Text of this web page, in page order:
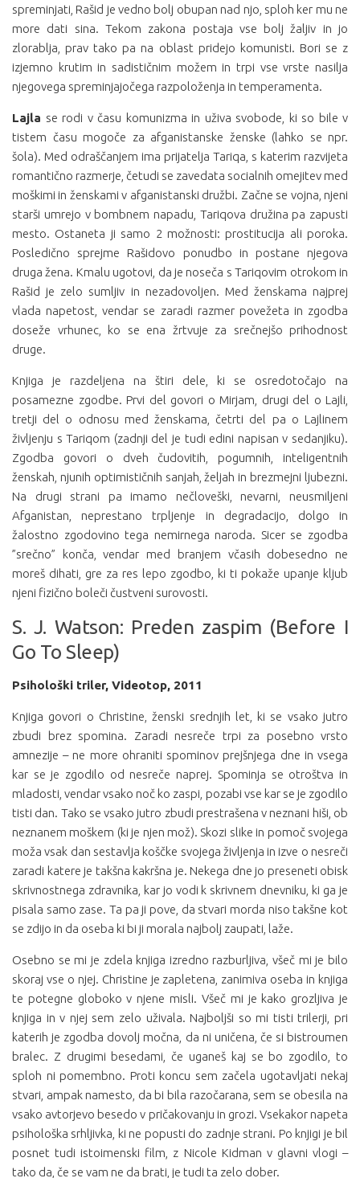
spreminjati, Rašid je vedno bolj obupan nad njo, sploh ker mu ne
more dati sina. Tekom zakona postaja vse bolj žaljiv in jo
zlorablja, prav tako pa na oblast pridejo komunisti. Bori se z
izjemno krutim in sadističnim možem in trpi vse vrste nasilja
njegovega spreminjajočega razpoloženja in temperamenta.
Lajla se rodi v času komunizma in uživa svobode, ki so bile v
tistem času mogoče za afganistanske ženske (lahko se npr.
šola). Med odraščanjem ima prijatelja Tariqa, s katerim razvijeta
romantično razmerje, četudi se zavedata socialnih omejitev med
moškimi in ženskami v afganistanski družbi. Začne se vojna, njeni
starši umrejo v bombnem napadu, Tariqova družina pa zapusti
mesto. Ostaneta ji samo 2 možnosti: prostitucija ali poroka.
Posledično sprejme Rašidovo ponudbo in postane njegova
druga žena. Kmalu ugotovi, da je noseča s Tariqovim otrokom in
Rašid je zelo sumljiv in nezadovoljen. Med ženskama najprej
vlada napetost, vendar se zaradi razmer povežeta in zgodba
doseže vrhunec, ko se ena žrtvuje za srečnejšo prihodnost
druge.
Knjiga je razdeljena na štiri dele, ki se osredotočajo na
posamezne zgodbe. Prvi del govori o Mirjam, drugi del o Lajli,
tretji del o odnosu med ženskama, četrti del pa o Lajlinem
življenju s Tariqom (zadnji del je tudi edini napisan v sedanjiku).
Zgodba govori o dveh čudovitih, pogumnih, inteligentnih
ženskah, njunih optimističnih sanjah, željah in brezmejni ljubezni.
Na drugi strani pa imamo nečloveški, nevarni, neusmiljeni
Afganistan, neprestano trpljenje in degradacijo, dolgo in
žalostno zgodovino tega nemirnega naroda. Sicer se zgodba
”srečno” konča, vendar med branjem včasih dobesedno ne
moreš dihati, gre za res lepo zgodbo, ki ti pokaže upanje kljub
njeni fizično boleči čustveni surovosti.
S. J. Watson: Preden zaspim (Before I
Go To Sleep)
Psihološki triler, Videotop, 2011
Knjiga govori o Christine, ženski srednjih let, ki se vsako jutro
zbudi brez spomina. Zaradi nesreče trpi za posebno vrsto
amnezije – ne more ohraniti spominov prejšnjega dne in vsega
kar se je zgodilo od nesreče naprej. Spominja se otroštva in
mladosti, vendar vsako noč ko zaspi, pozabi vse kar se je zgodilo
tisti dan. Tako se vsako jutro zbudi prestrašena v neznani hiši, ob
neznanem moškem (ki je njen mož). Skozi slike in pomoč svojega
moža vsak dan sestavlja koščke svojega življenja in izve o nesreči
zaradi katere je takšna kakršna je. Nekega dne jo preseneti obisk
skrivnostnega zdravnika, kar jo vodi k skrivnem dnevniku, ki ga je
pisala samo zase. Ta pa ji pove, da stvari morda niso takšne kot
se zdijo in da oseba ki bi ji morala najbolj zaupati, laže.
Osebno se mi je zdela knjiga izredno razburljiva, všeč mi je bilo
skoraj vse o njej. Christine je zapletena, zanimiva oseba in knjiga
te potegne globoko v njene misli. Všeč mi je kako grozljiva je
knjiga in v njej sem zelo uživala. Najboljši so mi tisti trilerji, pri
katerih je zgodba dovolj močna, da ni uničena, če si bistroumen
bralec. Z drugimi besedami, če uganeš kaj se bo zgodilo, to
sploh ni pomembno. Proti koncu sem začela ugotavljati nekaj
stvari, ampak namesto, da bi bila razočarana, sem se obesila na
vsako avtorjevo besedo v pričakovanju in grozi. Vsekakor napeta
psihološka srhljivka, ki ne popusti do zadnje strani. Po knjigi je bil
posnet tudi istoimenski film, z Nicole Kidman v glavni vlogi –
tako da, če se vam ne da brati, je tudi ta zelo dober.